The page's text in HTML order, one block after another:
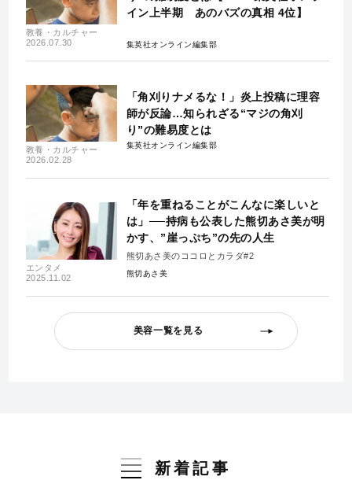
教養・カルチャー
2026.07.30
イン上半期 あのバズの真相 4位】
集英社オンライン編集部
教養・カルチャー
2026.02.28
「角刈りナメるな！」炎上投稿に理容
師が反論…知られざる“マジの角刈
り”の難易度とは
集英社オンライン編集部
エンタメ
2025.11.02
「年を重ねることがこんなに楽しいと
は」──持病も公表した熊切あさ美が明
かす、”崖っぷち”の先の人生
熊切あさ美のココロとカラダ#2
熊切あさ美
美容一覧を見る
新着記事